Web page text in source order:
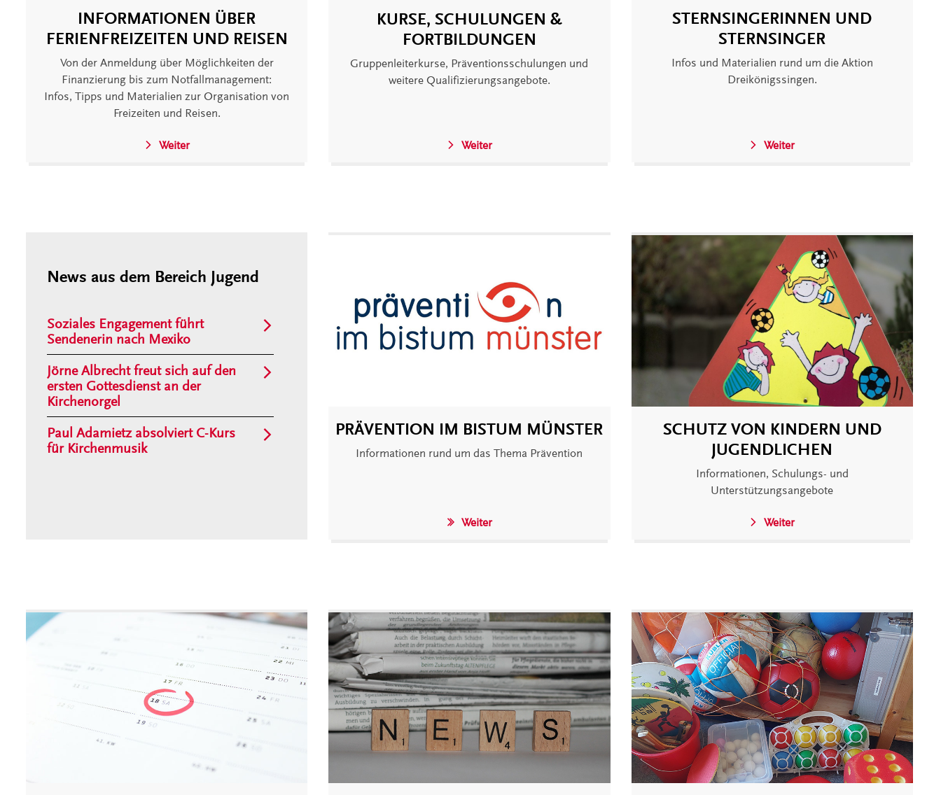
INFORMATIONEN ÜBER
FERIENFREIZEITEN UND REISEN
Von der Anmeldung über Möglichkeiten der
Finanzierung bis zum Notfallmanagement:
Infos, Tipps und Materialien zur Organisation von
Freizeiten und Reisen.
Weiter
KURSE, SCHULUNGEN &
FORTBILDUNGEN
Gruppenleiterkurse, Präventionsschulungen und
weitere Qualifizierungsangebote.
Weiter
STERNSINGERINNEN UND
STERNSINGER
Infos und Materialien rund um die Aktion
Dreikönigssingen.
Weiter
News aus dem Bereich Jugend
Soziales Engagement führt
Sendenerin nach Mexiko
Jörne Albrecht freut sich auf den
ersten Gottesdienst an der
Kirchenorgel
Paul Adamietz absolviert C-Kurs
für Kirchenmusik
PRÄVENTION IM BISTUM MÜNSTER
Informationen rund um das Thema Prävention
Weiter
SCHUTZ VON KINDERN UND
JUGENDLICHEN
Informationen, Schulungs- und
Unterstützungsangebote
Weiter